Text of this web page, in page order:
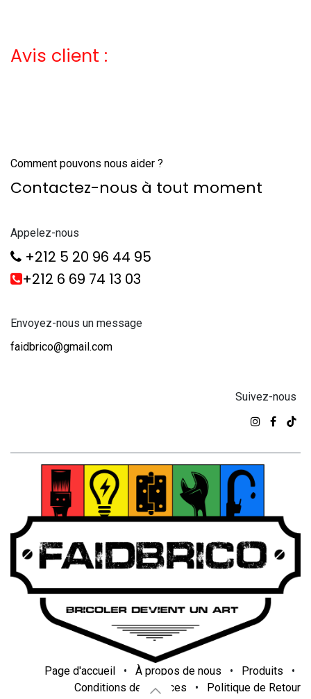
Avis client :
Comment pouvons nous aider ?
Contactez-nous à tout moment
Appelez-nous
+212 5 20 96 44 95
+212 6 69 74 13 03
Envoyez-nous un message
faidbrico@gmail.com
Suivez-nous
Page d'accueil • À propos de nous • Produits
•
Conditions de services
• Politique de Retour